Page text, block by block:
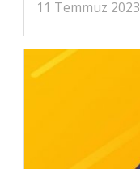
11 Temmuz 2023